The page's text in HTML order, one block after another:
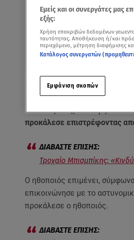
Δείτε
Ακούστε το άρθρο
Πολλά ερωτήματα αφήνουν οι
προκάλεσε επιστρέφοντας
Τροχαίο Μπισμπίκης:
Ο ηθοποιός επιμένει,
επικοινώνησε με το
προκάλεσε ο ηθοποιός.
Εμείς και οι συνεργάτες μας
εξής:
Χρήση επακριβών δεδομένων
ταυτότητας. Αποθήκευση ή/και
περιεχόμενο, μέτρηση διαφήμισης
Κατάλογος συνεργατών
Εμφάνιση σκοπών